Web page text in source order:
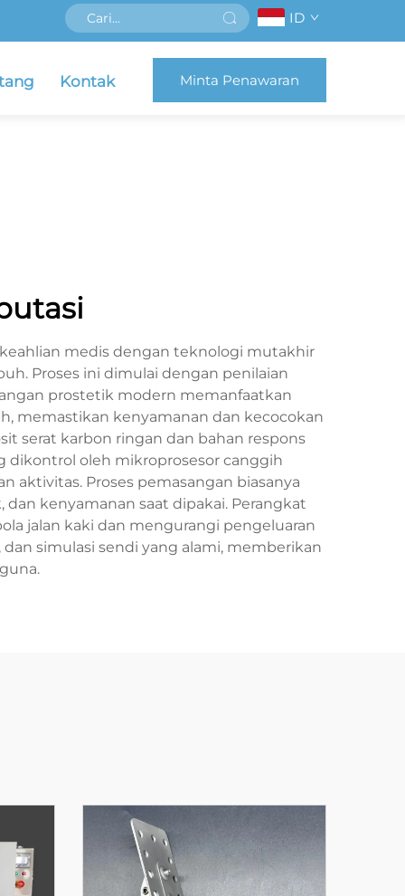
ID
Kontak Minta Penawaran
medis dengan teknologi mutakhir
Proses ini dimulai dengan penilaian
prostetik modern memanfaatkan
memastikan kenyamanan dan kecocokan
serat karbon ringan dan bahan respons
dikontrol oleh mikroprosesor canggih
aktivitas. Proses pemasangan biasanya
kenyamanan saat dipakai. Perangkat
jalan kaki dan mengurangi pengeluaran
simulasi sendi yang alami, memberikan